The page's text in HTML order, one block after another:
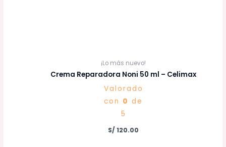
¡Lo más nuevo!
Crema Reparadora Noni 50 ml – Celimax
Valorado
con 0 de
5
S/ 120.00